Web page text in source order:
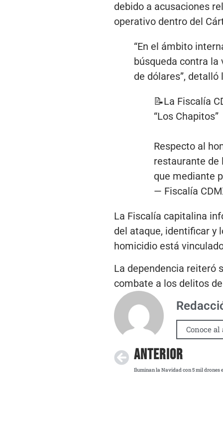
debido a acusaciones
operativo dentro del
“En el ámbito
búsqueda contra
de dólares”, detalló
📝La Fiscalía
“Los Chapitos”
Respecto al
restaurante de
que mediante
— Fiscalía
La Fiscalía capitalina
del ataque, identificar y
homicidio está
La dependencia reiteró
combate a los delitos
Conoce al
ANTERIOR
Iluminan la Navidad con 5 mil drones